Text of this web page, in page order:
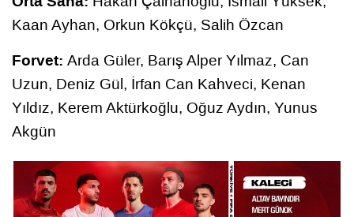
Kaan Ayhan, Orkun Kökçü, Salih Özcan
Forvet: Arda Güler, Barış Alper Yılmaz, Can
Uzun, Deniz Gül, İrfan Can Kahveci, Kenan
Yıldız, Kerem Aktürkoğlu, Oğuz Aydın, Yunus
Akgün